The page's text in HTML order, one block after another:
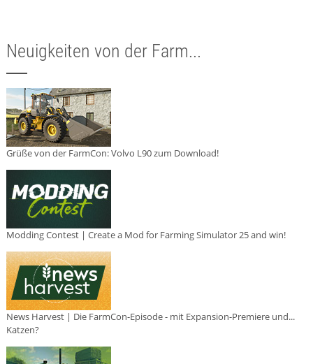
Neuigkeiten von der Farm...
Grüße von der FarmCon: Volvo L90 zum Download!
Modding Contest | Create a Mod for Farming Simulator 25 and win!
News Harvest | Die FarmCon-Episode - mit Expansion-Premiere und...
Katzen?